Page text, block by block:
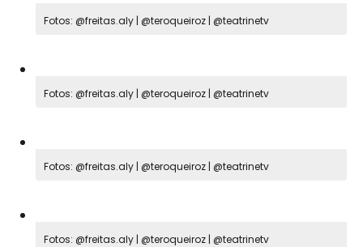
Fotos: @freitas.aly | @teroqueiroz | @teatrinetv
Fotos: @freitas.aly | @teroqueiroz | @teatrinetv
Fotos: @freitas.aly | @teroqueiroz | @teatrinetv
Fotos: @freitas.aly | @teroqueiroz | @teatrinetv